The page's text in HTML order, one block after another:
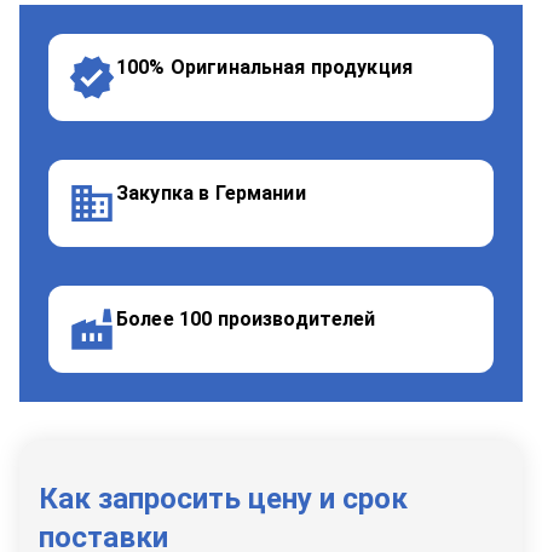
100% Оригинальная продукция
Закупка в Германии
Более 100 производителей
Как запросить цену и срок
поставки